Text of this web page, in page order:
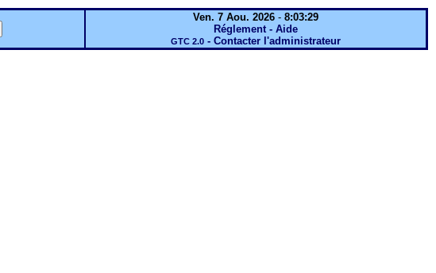
Ven. 7 Aou. 2026 - 8:03:29
Réglement - Aide
GTC 2.0 - Contacter l'administrateur